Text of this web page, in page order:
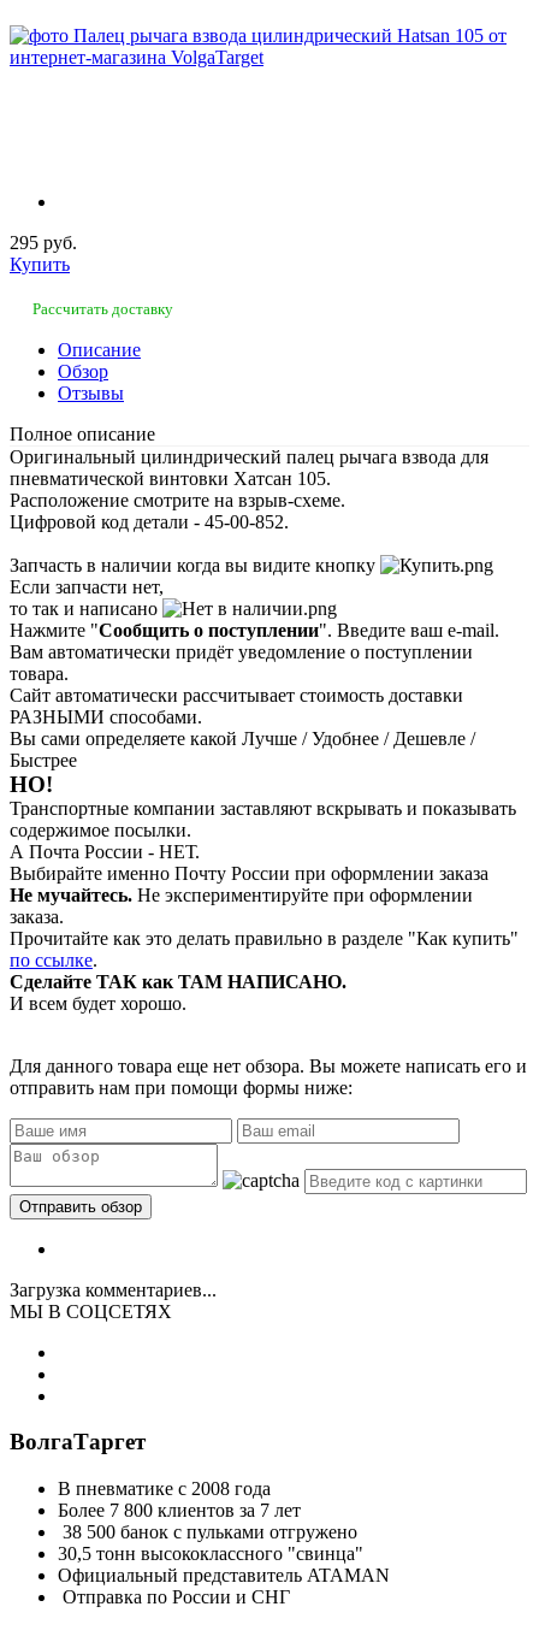
295 руб.
Купить
Рассчитать доставку
Описание
Обзор
Отзывы
Полное описание
Оригинальный цилиндрический палец рычага взвода для
пневматической винтовки Хатсан 105.
Расположение смотрите на взрыв-схеме.
Цифровой код детали - 45-00-852.
Запчасть в наличии когда вы видите кнопку
Если запчасти нет,
то так и написано
Нажмите "Сообщить о поступлении". Введите ваш e-mail.
Вам автоматически придёт уведомление о поступлении
товара.
Сайт автоматически рассчитывает стоимость доставки
РАЗНЫМИ способами.
Вы сами определяете какой Лучше / Удобнее / Дешевле /
Быстрее
НО!
Транспортные компании заставляют вскрывать и показывать
содержимое посылки.
А Почта России - НЕТ.
Выбирайте именно Почту России при оформлении заказа
Не мучайтесь. Не экспериментируйте при оформлении
заказа.
Прочитайте как это делать правильно в разделе "Как купить"
по ссылке.
Сделайте ТАК как ТАМ НАПИСАНО.
И всем будет хорошо.
Для данного товара еще нет обзора. Вы можете написать его и
отправить нам при помощи формы ниже:
Загрузка комментариев...
МЫ В СОЦСЕТЯХ
ВолгаТаргет
В пневматике с 2008 года
Более 7 800 клиентов за 7 лет
38 500 банок с пульками отгружено
30,5 тонн высококлассного "свинца"
Официальный представитель ATAMAN
Отправка по России и СНГ